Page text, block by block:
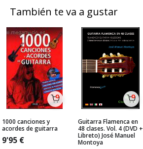
También te va a gustar
1000 canciones y
acordes de guitarra
9'95 €
Guitarra Flamenca en
48 clases. Vol. 4 (DVD +
Libreto) José Manuel
Montoya